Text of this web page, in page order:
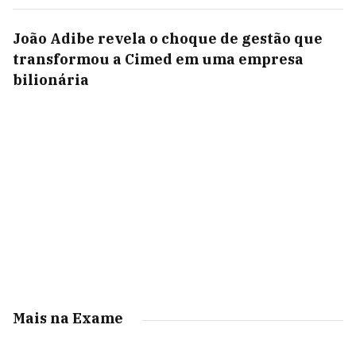
João Adibe revela o choque de gestão que
transformou a Cimed em uma empresa
bilionária
Mais na Exame